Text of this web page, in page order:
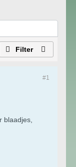
Filter
#1
blaadjes,